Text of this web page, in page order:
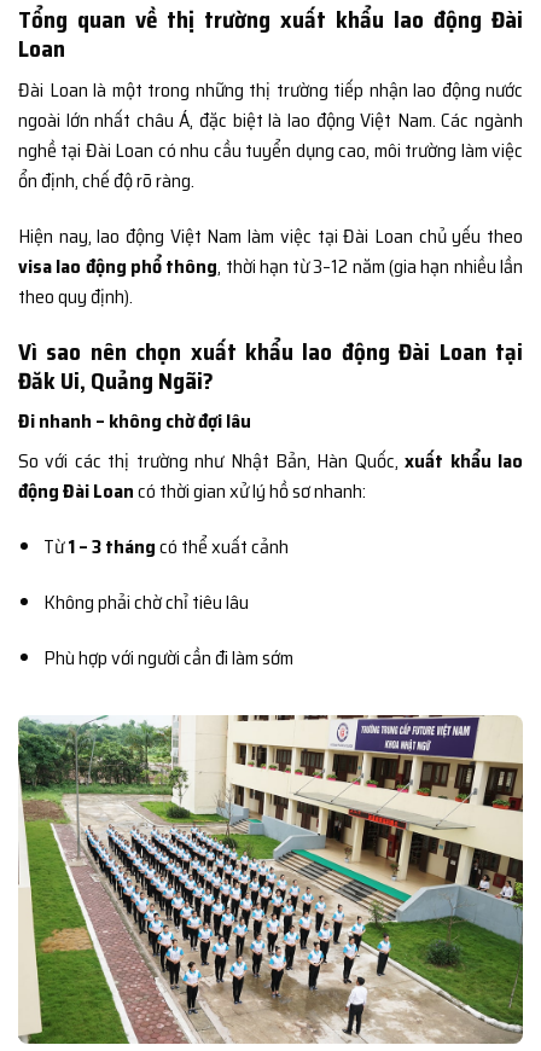
Tổng quan về thị trường xuất khẩu lao động Đài
Loan
Đài Loan là một trong những thị trường tiếp nhận lao động nước
ngoài lớn nhất châu Á, đặc biệt là lao động Việt Nam. Các ngành
nghề tại Đài Loan có nhu cầu tuyển dụng cao, môi trường làm việc
ổn định, chế độ rõ ràng.
Hiện nay, lao động Việt Nam làm việc tại Đài Loan chủ yếu theo
visa lao động phổ thông, thời hạn từ 3–12 năm (gia hạn nhiều lần
theo quy định).
Vì sao nên chọn xuất khẩu lao động Đài Loan tại
Đăk Ui, Quảng Ngãi?
Đi nhanh – không chờ đợi lâu
So với các thị trường như Nhật Bản, Hàn Quốc,xuất khẩu lao
động Đài Loancó thời gian xử lý hồ sơ nhanh:
Từ1 – 3 thángcó thể xuất cảnh
Không phải chờ chỉ tiêu lâu
Phù hợp với người cần đi làm sớm